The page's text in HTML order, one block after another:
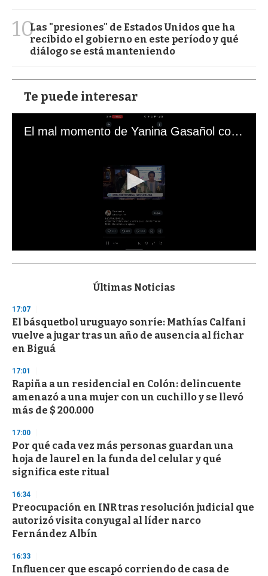
10Las "presiones" de Estados Unidos que ha
recibido el gobierno en este período y qué
diálogo se está manteniendo
Te puede interesar
El mal momento de Yanina Gasañol con un hincha argentino en "Subrayado"
s
d
s
o
f
3
s
e
c
o
n
Últimas Noticias
17:07
El básquetbol uruguayo sonríe: Mathías Calfani
vuelve a jugar tras un año de ausencia al fichar
en Biguá
17:01
Rapiña a un residencial en Colón: delincuente
amenazó a una mujer con un cuchillo y se llevó
más de $ 200.000
17:00
Por qué cada vez más personas guardan una
hoja de laurel en la funda del celular y qué
significa este ritual
16:34
Preocupación en INR tras resolución judicial que
autorizó visita conyugal al líder narco
Fernández Albín
16:33
Influencer que escapó corriendo de casa de